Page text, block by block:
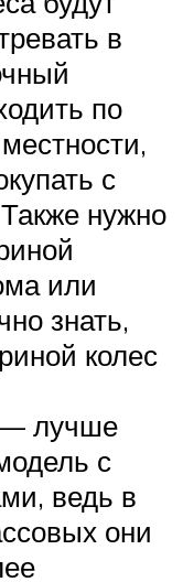
в
по
с
нужно
или
знать,
колес
— лучше
с
ведь в
они